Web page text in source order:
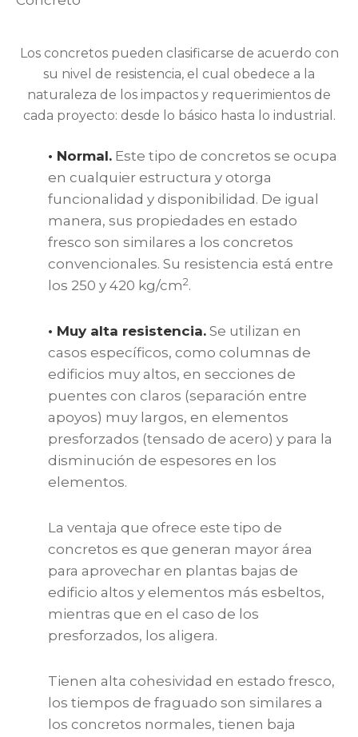
Los concretos pueden clasificarse de acuerdo con
su nivel de resistencia, el cual obedece a la
naturaleza de los impactos y requerimientos de
cada proyecto: desde lo básico hasta lo industrial.
• Normal. Este tipo de concretos se ocupa
en cualquier estructura y otorga
funcionalidad y disponibilidad. De igual
manera, sus propiedades en estado
fresco son similares a los concretos
convencionales. Su resistencia está entre
los 250 y 420 kg/cm2.
• Muy alta resistencia. Se utilizan en
casos específicos, como columnas de
edificios muy altos, en secciones de
puentes con claros (separación entre
apoyos) muy largos, en elementos
presforzados (tensado de acero) y para la
disminución de espesores en los
elementos.
La ventaja que ofrece este tipo de
concretos es que generan mayor área
para aprovechar en plantas bajas de
edificio altos y elementos más esbeltos,
mientras que en el caso de los
presforzados, los aligera.
Tienen alta cohesividad en estado fresco,
los tiempos de fraguado son similares a
los concretos normales, tienen baja